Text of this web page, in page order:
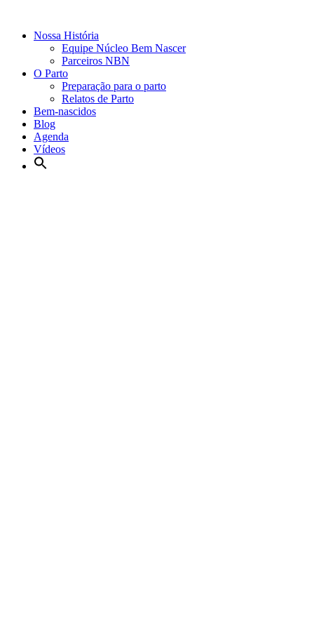
Nossa História
Equipe Núcleo Bem Nascer
Parceiros NBN
O Parto
Preparação para o parto
Relatos de Parto
Bem-nascidos
Blog
Agenda
Vídeos